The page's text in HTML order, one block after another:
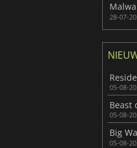
28-07-
05-08-
05-08-
05-08-